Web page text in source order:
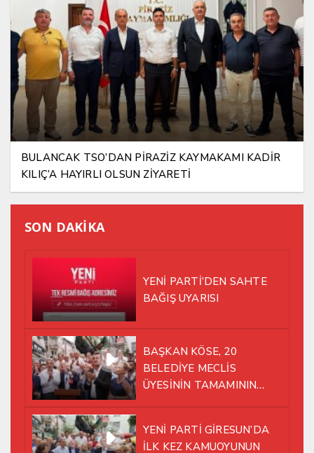
BULANCAK TSO’DAN PİRAZİZ KAYMAKAMI KADİR
KILIÇ’A HAYIRLI OLSUN ZİYARETİ
SON DAKİKA
YENİ PARTİ’DEN SAHTE
BAĞIŞ UYARISI
BAŞKAN KÖSE, 20
BELEDİYE MECLİS
ÜYESİNİN TAMAMININ
YÜRÜMEYE KARAR VERDİK
YENİ PARTİ GİRESUN’DA
İLK KEZ KAMUOYUNUN